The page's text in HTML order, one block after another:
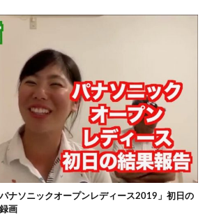
ナソニックオープンレディース2019」初日の
画